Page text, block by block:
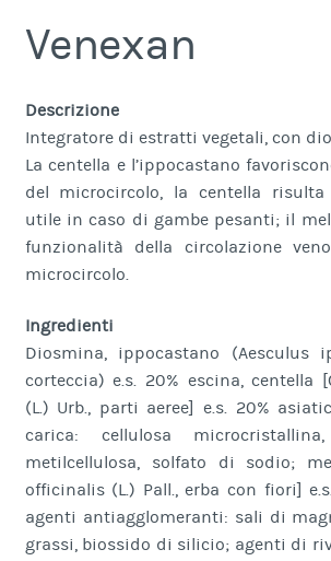
Venexan
Descrizione
Integratore di estratti vegetali, con
La centella e l’ippocastano
del microcircolo, la centella risulta
utile in caso di gambe pesanti; il
funzionalità della circolazione
microcircolo.
Ingredienti
Diosmina, ippocastano (Aesculus
corteccia) e.s. 20% escina, centella
(L.) Urb., parti aeree] e.s. 20%
carica: cellulosa
metilcellulosa, solfato di sodio;
officinalis (L.) Pall., erba con fiori]
agenti antiagglomeranti: sali di
grassi, biossido di silicio; agenti di